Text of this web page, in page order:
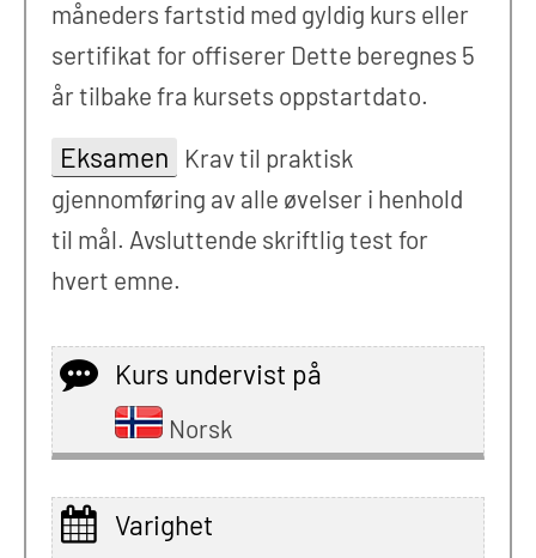
måneders fartstid med gyldig kurs eller
sertifikat for offiserer Dette beregnes 5
år tilbake fra kursets oppstartdato.
Eksamen
Krav til praktisk
gjennomføring av alle øvelser i henhold
til mål. Avsluttende skriftlig test for
hvert emne.
Kurs undervist på
Norsk
Varighet